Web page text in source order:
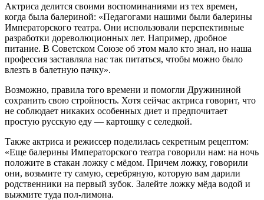
Актриса делится своими воспоминаниями из тех времен,
когда была балериной: «Педагогами нашими были балерины
Императорского театра. Они использовали перспективные
разработки дореволюционных лет. Например, дробное
питание. В Советском Союзе об этом мало кто знал, но наша
профессия заставляла нас так питаться, чтобы можно было
влезть в балетную пачку».
Возможно, правила того времени и помогли Дружининой
сохранить свою стройность. Хотя сейчас актриса говорит, что
не соблюдает никаких особенных диет и предпочитает
простую русскую еду — картошку с селедкой.
Также актриса и режиссер поделилась секретным рецептом:
«Еще балерины Императорского театра говорили нам: на ночь
положите в стакан ложку с мёдом. Причем ложку, говорили
они, возьмите ту самую, серебряную, которую вам дарили
родственники на первый зубок. Залейте ложку мёда водой и
выжмите туда пол-лимона.